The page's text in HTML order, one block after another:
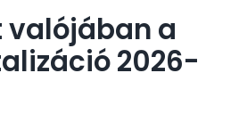
valójában a
2026-